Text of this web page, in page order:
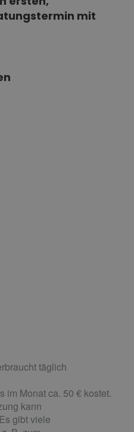
mit
täglich
im Monat ca. 50 € kostet.
kann
gibt viele